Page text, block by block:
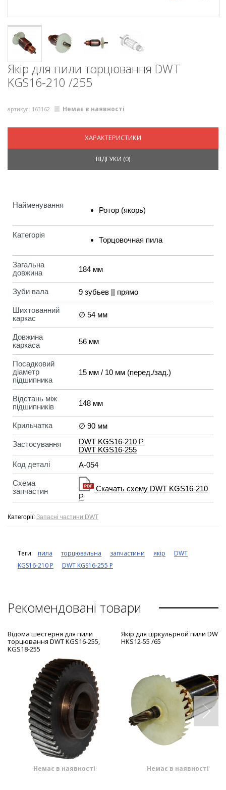
Якір для пили торцювання DWT
KGS16-210 /255
артикул: 163162 Немає в наявності
ХАРАКТЕРИСТИКИ
ВІДГУКИ (0)
Найменування
Ротор (якорь)
Категорія
Торцовочная пила
Загальна
довжина
184 мм
Зуби вала 9 зубьев || прямо
Шихтованний
каркас
∅ 54 мм
Довжина
каркаса
56 мм
Посадковий
діаметр
підшипника
15 мм / 10 мм (перед./зад.)
Відстань між
підшипників
148 мм
Крильчатка ∅ 90 мм
Застосування
DWT KGS16-210 P
DWT KGS16-255
Код деталі
A-054
Схема
запчастин
Скачать схему DWT KGS16-210
P
Категорії: Запасні частини DWT
Теги: пила торцювальна запчастини якір
DWT
KGS16-210 P
DWT KGS16-255 P
Рекомендовані товари
Відома шестерня для пили
торцювання DWT KGS16-255,
KGS18-255
Немає в наявності
Якір для ціркульрной пили DWT
HKS12-55 /65
Немає в наявності